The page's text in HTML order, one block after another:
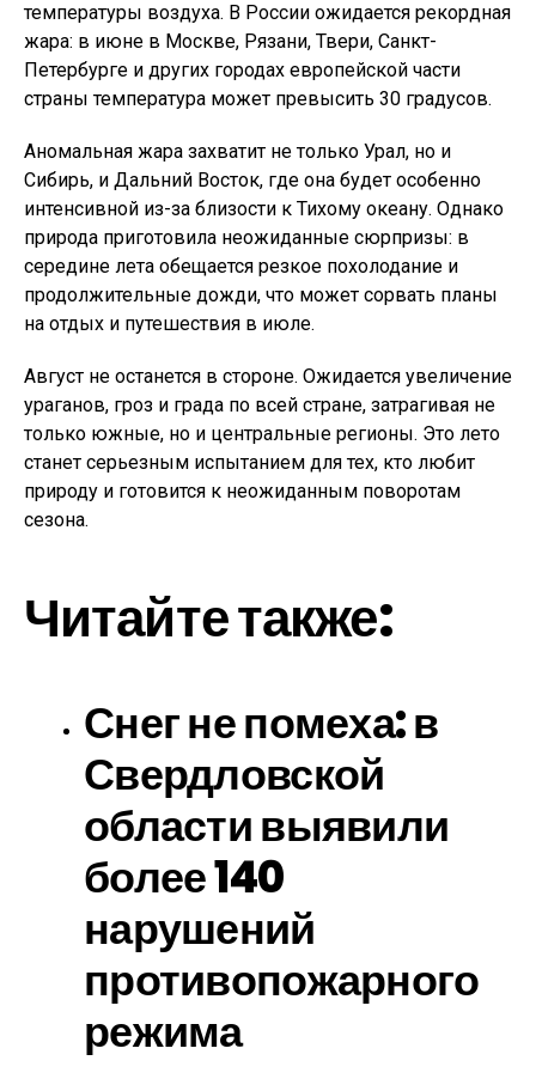
температуры воздуха. В России ожидается рекордная
жара: в июне в Москве, Рязани, Твери, Санкт-
Петербурге и других городах европейской части
страны температура может превысить 30 градусов.
Аномальная жара захватит не только Урал, но и
Сибирь, и Дальний Восток, где она будет особенно
интенсивной из-за близости к Тихому океану. Однако
природа приготовила неожиданные сюрпризы: в
середине лета обещается резкое похолодание и
продолжительные дожди, что может сорвать планы
на отдых и путешествия в июле.
Август не останется в стороне. Ожидается увеличение
ураганов, гроз и града по всей стране, затрагивая не
только южные, но и центральные регионы. Это лето
станет серьезным испытанием для тех, кто любит
природу и готовится к неожиданным поворотам
сезона.
Читайте также:
Снег не помеха: в
Свердловской
области выявили
более 140
нарушений
противопожарного
режима